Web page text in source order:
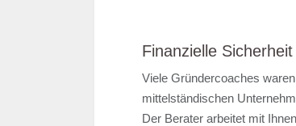
Finanzielle Sicherheit
Viele Gründercoaches
mittelständischen
Der Berater arbeitet mit